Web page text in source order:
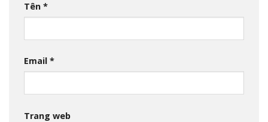
Tên *
Email *
Trang web